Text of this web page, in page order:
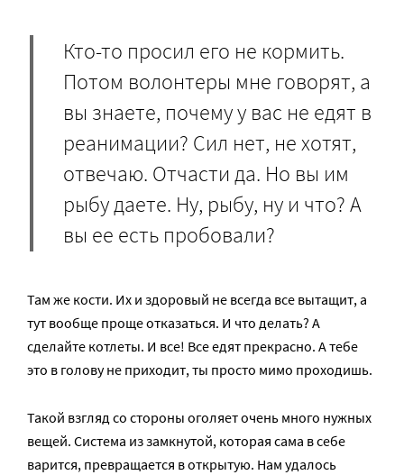
Кто-то просил его не кормить.
Потом волонтеры мне говорят, а
вы знаете, почему у вас не едят в
реанимации? Сил нет, не хотят,
отвечаю. Отчасти да. Но вы им
рыбу даете. Ну, рыбу, ну и что? А
вы ее есть пробовали?
Там же кости. Их и здоровый не всегда все вытащит, а
тут вообще проще отказаться. И что делать? А
сделайте котлеты. И все! Все едят прекрасно. А тебе
это в голову не приходит, ты просто мимо проходишь.
Такой взгляд со стороны оголяет очень много нужных
вещей. Система из замкнутой, которая сама в себе
варится, превращается в открытую. Нам удалось